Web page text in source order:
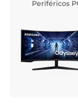
Periféricos